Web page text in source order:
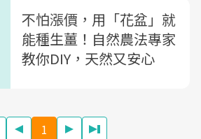
不怕漲價，用「花盆」就
能種生薑！自然農法專家
教你DIY，天然又安心
1